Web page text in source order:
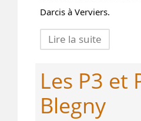
Darcis à Verviers.
Lire la suite
Les P3 et
Blegny